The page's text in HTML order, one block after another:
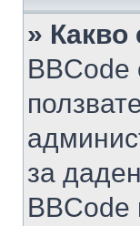
» Какво
за
BBCode